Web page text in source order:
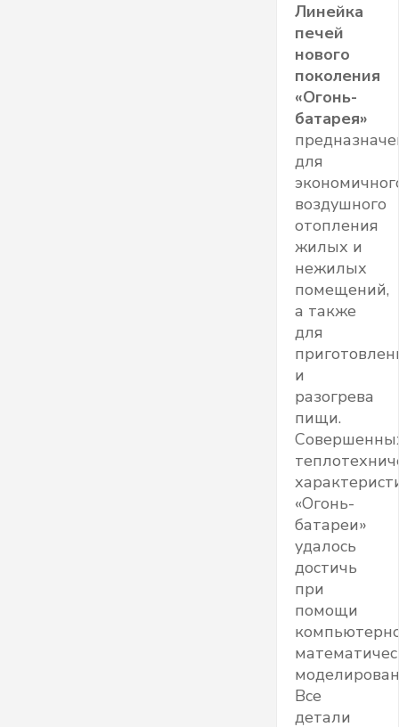
Линейка
печей
нового
поколения
«Огонь-
батарея»
для
воздушного
отопления
жилых и
нежилых
помещений,
а также
для
и
разогрева
пищи.
«Огонь-
батареи»
удалось
достичь
при
помощи
Все
детали